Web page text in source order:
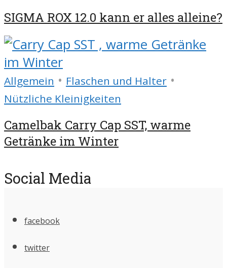
SIGMA ROX 12.0 kann er alles alleine?
Allgemein • Flaschen und Halter •
Nützliche Kleinigkeiten
Camelbak Carry Cap SST, warme
Getränke im Winter
Social Media
facebook
twitter